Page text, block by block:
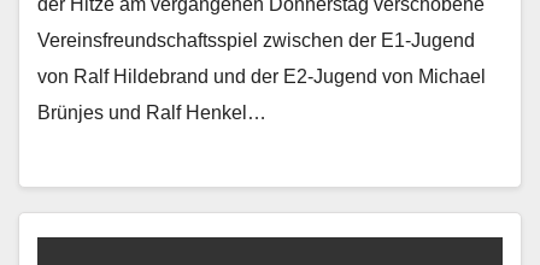
der Hitze am vergangenen Donnerstag verschobene
Vereinsfreundschaftsspiel zwischen der E1-Jugend
von Ralf Hildebrand und der E2-Jugend von Michael
Brünjes und Ralf Henkel…